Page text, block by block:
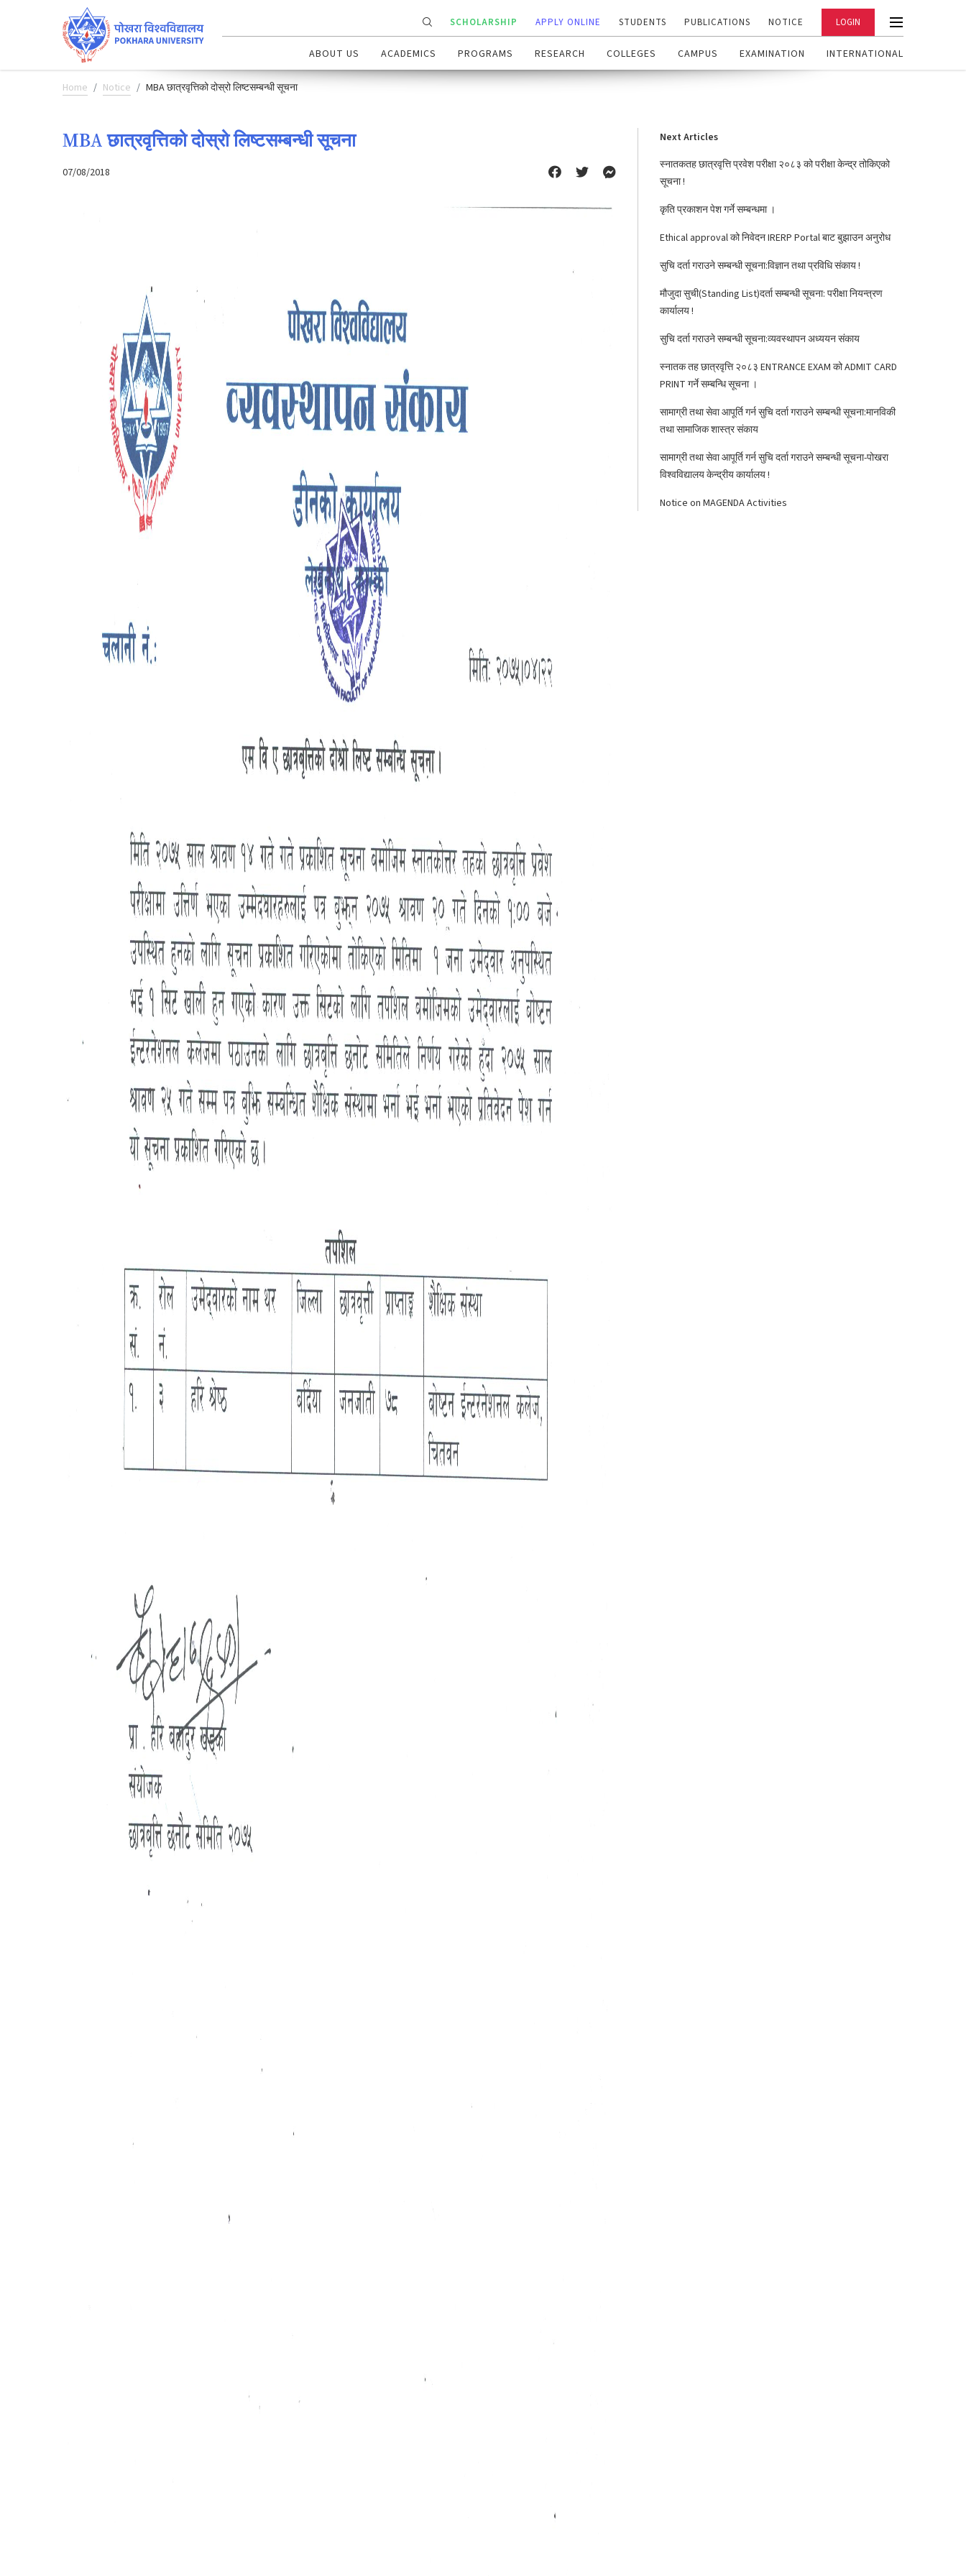
SCHOLARSHIP APPLY ONLINE STUDENTS PUBLICATIONS NOTICE LOGIN
ABOUT US ACADEMICS PROGRAMS RESEARCH COLLEGES CAMPUS EXAMINATION INTERNATIONAL
Home Notice MBA छात्रवृत्तिको दोस्रो लिष्टसम्बन्धी सूचना
MBA छात्रवृत्तिको दोस्रो लिष्टसम्बन्धी सूचना
07/08/2018
Next Articles
स्नातकतह छात्रवृत्ति प्रवेश परीक्षा २०८३ को परीक्षा केन्द्र तोकिएको
सूचना !
कृति प्रकाशन पेश गर्ने सम्बन्धमा ।
Ethical approval को निवेदन IRERP Portal बाट बुझाउन अनुरोध
सुचि दर्ता गराउने सम्बन्धी सूचना:विज्ञान तथा प्रविधि संकाय !
मौजुदा सुची(Standing List)दर्ता सम्बन्धी सूचना: परीक्षा नियन्त्रण
कार्यालय !
सुचि दर्ता गराउने सम्बन्धी सूचना:व्यवस्थापन अध्ययन संकाय
स्नातक तह छात्रवृत्ति २०८३ ENTRANCE EXAM को ADMIT CARD
PRINT गर्ने सम्बन्धि सूचना ।
सामाग्री तथा सेवा आपूर्ति गर्न सुचि दर्ता गराउने सम्बन्धी सूचना:मानविकी
तथा सामाजिक शास्त्र संकाय
सामाग्री तथा सेवा आपूर्ति गर्न सुचि दर्ता गराउने सम्बन्धी सूचना-पोखरा
विश्वविद्यालय केन्द्रीय कार्यालय !
Notice on MAGENDA Activities